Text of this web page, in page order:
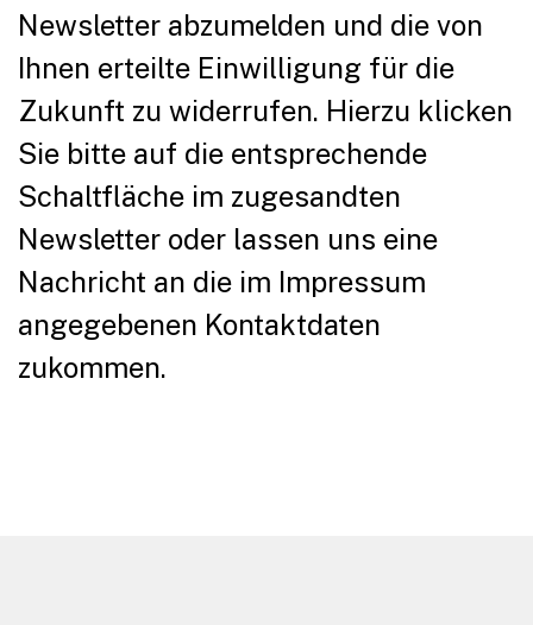
Newsletter abzumelden und die von
Ihnen erteilte Einwilligung für die
Zukunft zu widerrufen. Hierzu klicken
Sie bitte auf die entsprechende
Schaltfläche im zugesandten
Newsletter oder lassen uns eine
Nachricht an die im Impressum
angegebenen Kontaktdaten
zukommen.